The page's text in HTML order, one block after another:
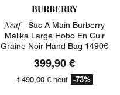
BURBERRY
Neuf | Sac A Main Burberry
Malika Large Hobo En Cuir
Graine Noir Hand Bag 1490€
399,90 €
1 490,00 €neuf -73%